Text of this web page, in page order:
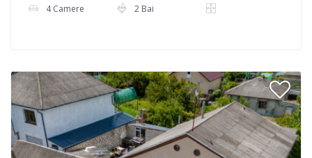
4 Camere 2 Bai